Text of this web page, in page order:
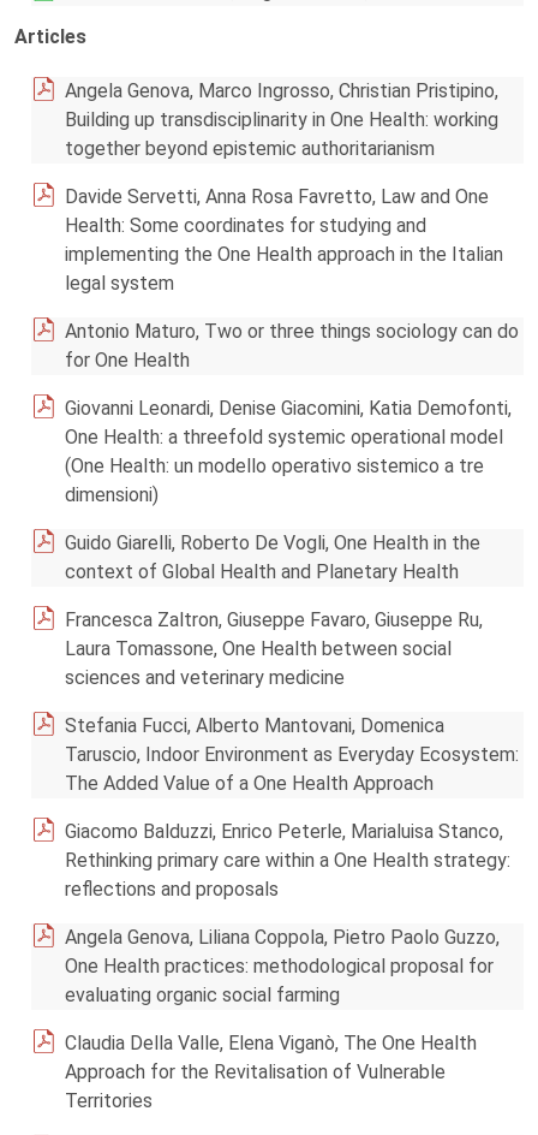
Articles
Angela Genova, Marco Ingrosso, Christian Pristipino,
Building up transdisciplinarity in One Health: working
together beyond epistemic authoritarianism
Davide Servetti, Anna Rosa Favretto, Law and One
Health: Some coordinates for studying and
implementing the One Health approach in the Italian
legal system
Antonio Maturo, Two or three things sociology can do
for One Health
Giovanni Leonardi, Denise Giacomini, Katia Demofonti,
One Health: a threefold systemic operational model
(One Health: un modello operativo sistemico a tre
dimensioni)
Guido Giarelli, Roberto De Vogli, One Health in the
context of Global Health and Planetary Health
Francesca Zaltron, Giuseppe Favaro, Giuseppe Ru,
Laura Tomassone, One Health between social
sciences and veterinary medicine
Stefania Fucci, Alberto Mantovani, Domenica
Taruscio, Indoor Environment as Everyday Ecosystem:
The Added Value of a One Health Approach
Giacomo Balduzzi, Enrico Peterle, Marialuisa Stanco,
Rethinking primary care within a One Health strategy:
reflections and proposals
Angela Genova, Liliana Coppola, Pietro Paolo Guzzo,
One Health practices: methodological proposal for
evaluating organic social farming
Claudia Della Valle, Elena Viganò, The One Health
Approach for the Revitalisation of Vulnerable
Territories